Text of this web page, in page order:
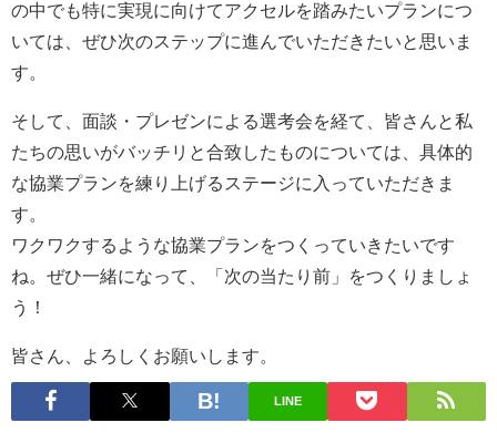
の中でも特に実現に向けてアクセルを踏みたいプランにつ
いては、ぜひ次のステップに進んでいただきたいと思いま
す。
そして、面談・プレゼンによる選考会を経て、皆さんと私
たちの思いがバッチリと合致したものについては、具体的
な協業プランを練り上げるステージに入っていただきま
す。
ワクワクするような協業プランをつくっていきたいです
ね。ぜひ一緒になって、「次の当たり前」をつくりましょ
う！
皆さん、よろしくお願いします。
LINE